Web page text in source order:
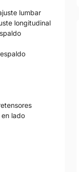
lumbar
longitudinal
lado